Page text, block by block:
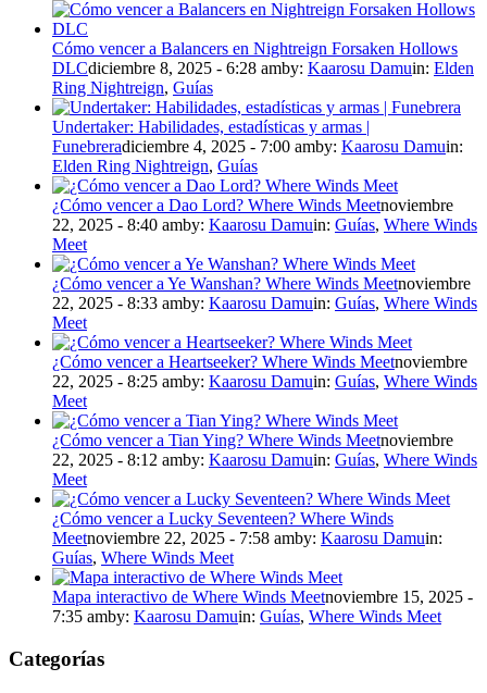
Cómo vencer a Balancers en Nightreign Forsaken Hollows
DLCdiciembre 8, 2025 - 6:28 amby: Kaarosu Damuin: Elden
Ring Nightreign, Guías
Undertaker: Habilidades, estadísticas y armas |
Funebreradiciembre 4, 2025 - 7:00 amby: Kaarosu Damuin:
Elden Ring Nightreign, Guías
¿Cómo vencer a Dao Lord? Where Winds Meetnoviembre
22, 2025 - 8:40 amby: Kaarosu Damuin: Guías, Where Winds
Meet
¿Cómo vencer a Ye Wanshan? Where Winds Meetnoviembre
22, 2025 - 8:33 amby: Kaarosu Damuin: Guías, Where Winds
Meet
¿Cómo vencer a Heartseeker? Where Winds Meetnoviembre
22, 2025 - 8:25 amby: Kaarosu Damuin: Guías, Where Winds
Meet
¿Cómo vencer a Tian Ying? Where Winds Meetnoviembre
22, 2025 - 8:12 amby: Kaarosu Damuin: Guías, Where Winds
Meet
¿Cómo vencer a Lucky Seventeen? Where Winds
Meetnoviembre 22, 2025 - 7:58 amby: Kaarosu Damuin:
Guías, Where Winds Meet
Mapa interactivo de Where Winds Meetnoviembre 15, 2025 -
7:35 amby: Kaarosu Damuin: Guías, Where Winds Meet
Categorías